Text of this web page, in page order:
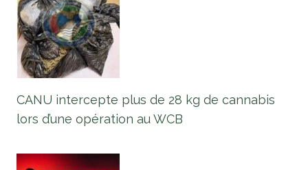
CANU intercepte plus de 28 kg de cannabis
lors d’une opération au WCB